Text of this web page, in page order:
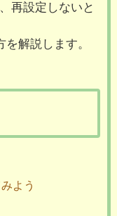
再設定しないと
解説します。
よう